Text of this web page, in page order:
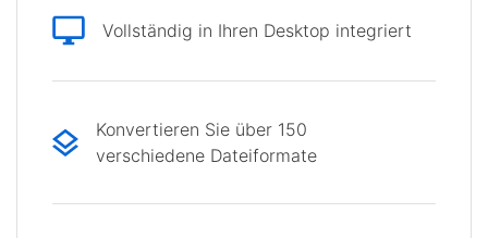
Vollständig in Ihren Desktop integriert
Konvertieren Sie über 150
verschiedene Dateiformate